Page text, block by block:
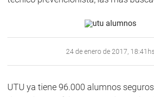
24 de enero de 2017,
UTU ya tiene 96.000 alumnos